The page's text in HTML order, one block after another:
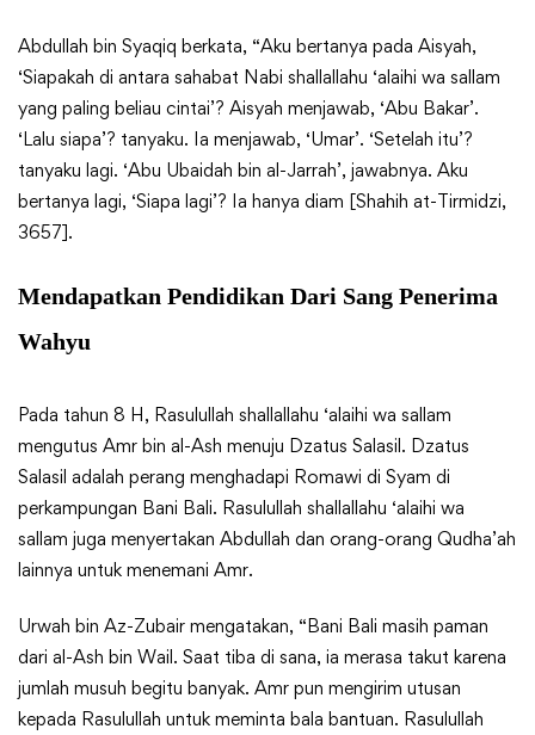
Abdullah bin Syaqiq berkata, “Aku bertanya pada Aisyah,
‘Siapakah di antara sahabat Nabi shallallahu ‘alaihi wa sallam
yang paling beliau cintai’? Aisyah menjawab, ‘Abu Bakar’.
‘Lalu siapa’? tanyaku. Ia menjawab, ‘Umar’. ‘Setelah itu’?
tanyaku lagi. ‘Abu Ubaidah bin al-Jarrah’, jawabnya. Aku
bertanya lagi, ‘Siapa lagi’? Ia hanya diam [Shahih at-Tirmidzi,
3657].
Mendapatkan Pendidikan Dari Sang Penerima
Wahyu
Pada tahun 8 H, Rasulullah shallallahu ‘alaihi wa sallam
mengutus Amr bin al-Ash menuju Dzatus Salasil. Dzatus
Salasil adalah perang menghadapi Romawi di Syam di
perkampungan Bani Bali. Rasulullah shallallahu ‘alaihi wa
sallam juga menyertakan Abdullah dan orang-orang Qudha’ah
lainnya untuk menemani Amr.
Urwah bin Az-Zubair mengatakan, “Bani Bali masih paman
dari al-Ash bin Wail. Saat tiba di sana, ia merasa takut karena
jumlah musuh begitu banyak. Amr pun mengirim utusan
kepada Rasulullah untuk meminta bala bantuan. Rasulullah